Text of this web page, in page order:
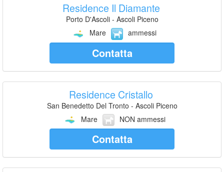
Residence Il Diamante
Porto D'Ascoli - Ascoli Piceno
Mare
ammessi
Contatta
Residence Cristallo
San Benedetto Del Tronto - Ascoli Piceno
Mare
NON ammessi
Contatta